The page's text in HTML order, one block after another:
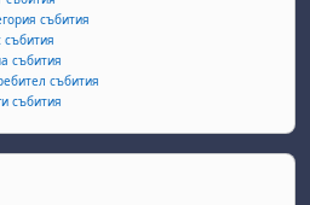
събития
събития
събития
събития
събития